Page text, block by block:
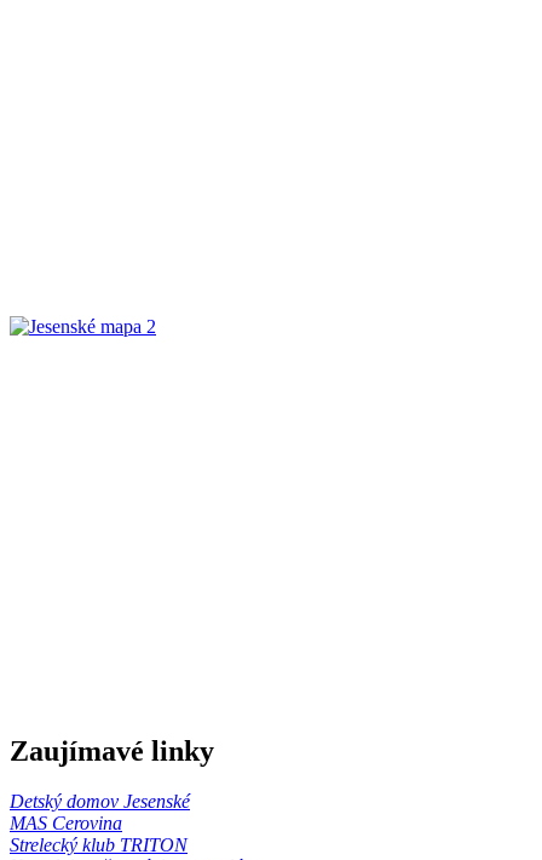
Zaujímavé linky
Detský domov Jesenské
MAS Cerovina
Strelecký klub TRITON